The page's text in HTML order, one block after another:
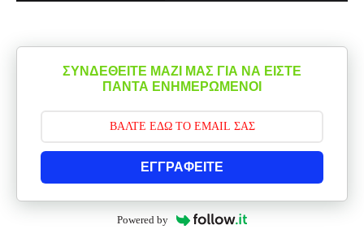
ΣΥΝΔΕΘΕΙΤΕ ΜΑΖΙ ΜΑΣ ΓΙΑ ΝΑ ΕΙΣΤΕ
ΠΑΝΤΑ ΕΝΗΜΕΡΩΜΕΝΟΙ
ΕΓΓΡΑΦΕΙΤΕ
Powered by